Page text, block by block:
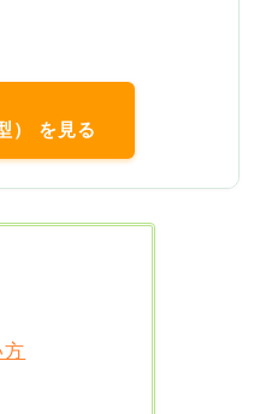
） を見る
方